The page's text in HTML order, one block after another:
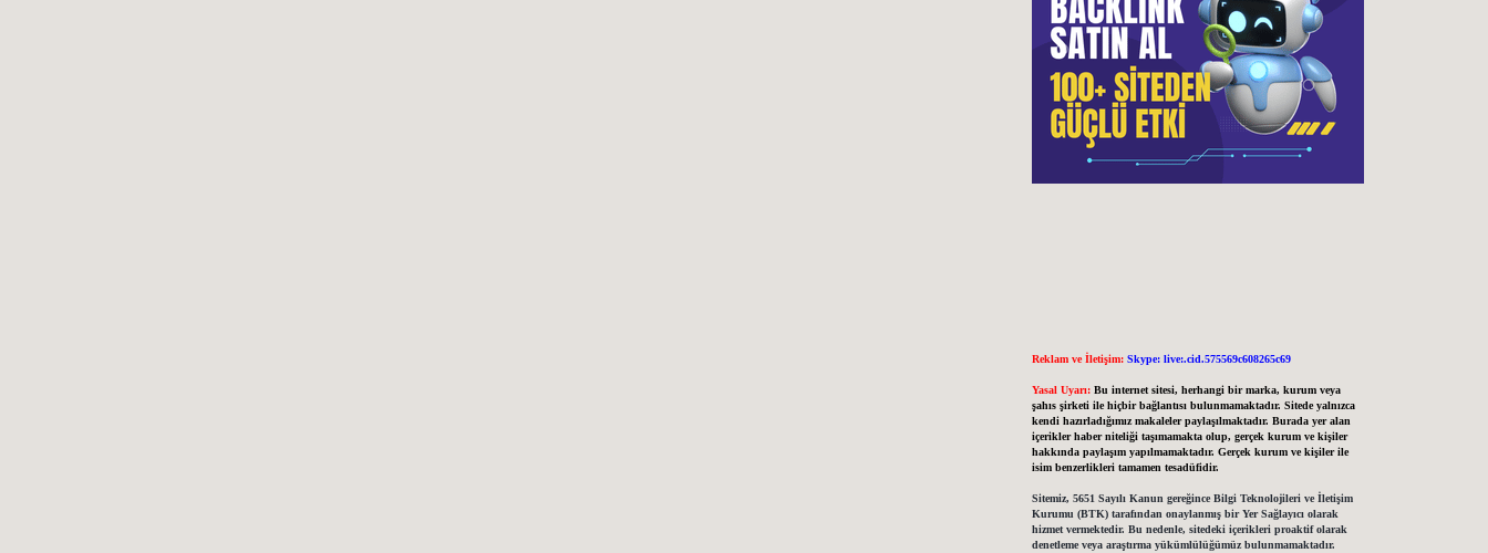
Reklam ve İletişim: Skype: live:.cid.575569c608265c69
Yasal Uyarı: Bu internet sitesi, herhangi bir marka, kurum veya
şahıs şirketi ile hiçbir bağlantısı bulunmamaktadır. Sitede yalnızca
kendi hazırladığımız makaleler paylaşılmaktadır. Burada yer alan
içerikler haber niteliği taşımamakta olup, gerçek kurum ve kişiler
hakkında paylaşım yapılmamaktadır. Gerçek kurum ve kişiler ile
isim benzerlikleri tamamen tesadüfidir.
Sitemiz, 5651 Sayılı Kanun gereğince Bilgi Teknolojileri ve İletişim
Kurumu (BTK) tarafından onaylanmış bir Yer Sağlayıcı olarak
hizmet vermektedir. Bu nedenle, sitedeki içerikleri proaktif olarak
denetleme veya araştırma yükümlülüğümüz bulunmamaktadır.